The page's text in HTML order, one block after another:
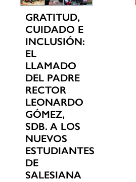
GRATITUD,
CUIDADO E
INCLUSIÓN:
EL
LLAMADO
DEL PADRE
RECTOR
LEONARDO
GÓMEZ,
SDB. A LOS
NUEVOS
ESTUDIANTES
DE
SALESIANA